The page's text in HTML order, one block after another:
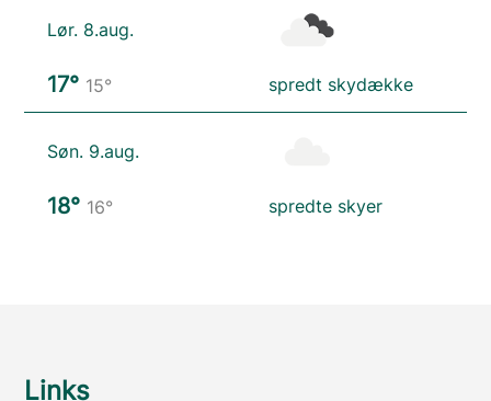
Lør. 8.aug.
17° 15° spredt skydække
Søn. 9.aug.
18° 16° spredte skyer
Links